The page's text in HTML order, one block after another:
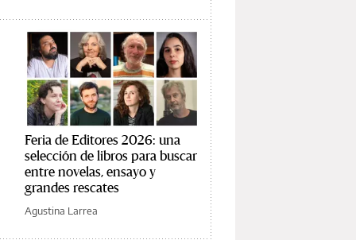
Feria de Editores 2026: una
selección de libros para buscar
entre novelas, ensayo y
grandes rescates
Agustina Larrea